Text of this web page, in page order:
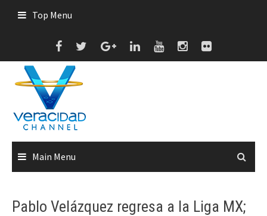
Top Menu
Main Menu
Pablo Velázquez regresa a la Liga MX;